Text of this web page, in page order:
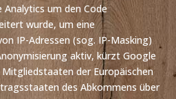
um den Code
wurde, um eine
IP-Adressen (sog. IP-Masking)
aktiv, kürzt Google
der Europäischen
des Abkommens über